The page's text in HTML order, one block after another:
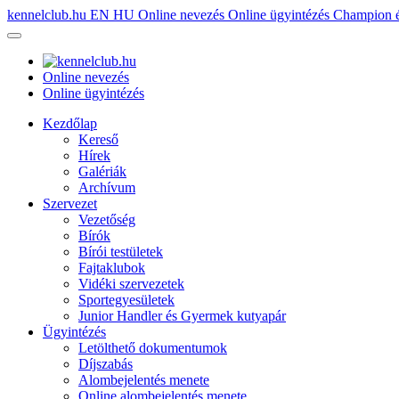
kennelclub.hu EN HU Online nevezés Online ügyintézés Champion
Online nevezés
Online ügyintézés
Kezdőlap
Kereső
Hírek
Galériák
Archívum
Szervezet
Vezetőség
Bírók
Bírói testületek
Fajtaklubok
Vidéki szervezetek
Sportegyesületek
Junior Handler és Gyermek kutyapár
Ügyintézés
Letölthető dokumentumok
Díjszabás
Alombejelentés menete
Online alombejelentés menete